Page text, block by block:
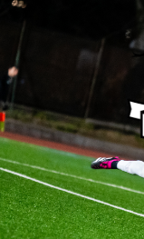
Skip
content